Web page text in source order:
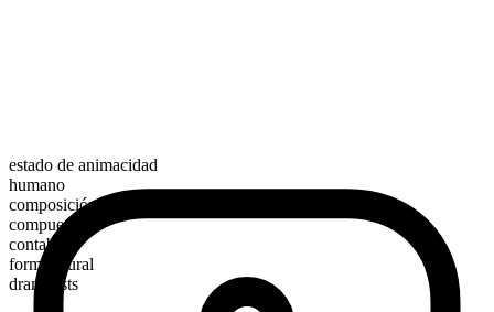
estado de animacidad
humano
composición morfológica
compuesto
contable
forma plural
dramatists